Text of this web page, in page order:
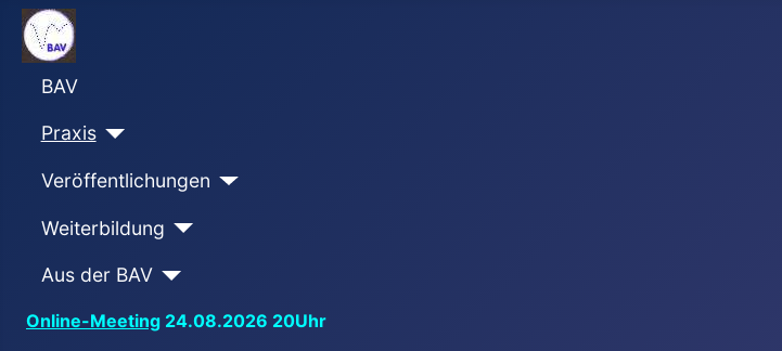
BAV
Praxis
Veröffentlichungen
Weiterbildung
Aus der BAV
Online-Meeting 24.08.2026 20Uhr